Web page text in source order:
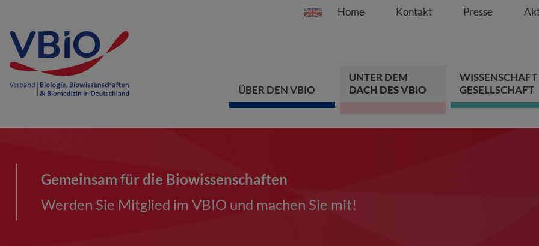
Springe direkt zu:
Zum Hauptinhalt
Zur Hauptnavigation
Zur Footer-
Home Kontakt Presse
ÜBER DEN VBIO
UNTER DEM
DACH DES VBIO
WISSENSCHAFT
GESELLSCHAFT
Gemeinsam für die Biowissenschaften
Werden Sie Mitglied im VBIO und machen Sie mit!